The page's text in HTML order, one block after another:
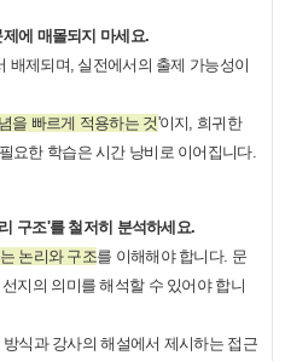
에 매몰되지 마세요.
배제되며, 실전에서의 출제 가능성이
을 빠르게 적용하는 것'이지, 희귀한
요한 학습은 시간 낭비로 이어집니다.
구조'를 철저히 분석하세요.
논리와 구조를 이해해야 합니다. 문
지의 의미를 해석할 수 있어야 합니
식과 강사의 해설에서 제시하는 접근